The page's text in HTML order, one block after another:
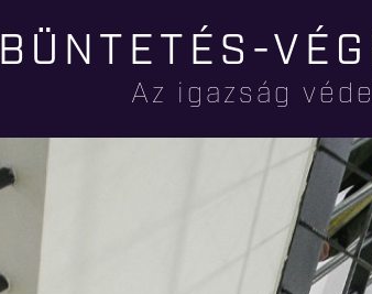
tartalomra
BÜNTETÉS-
Az igazság